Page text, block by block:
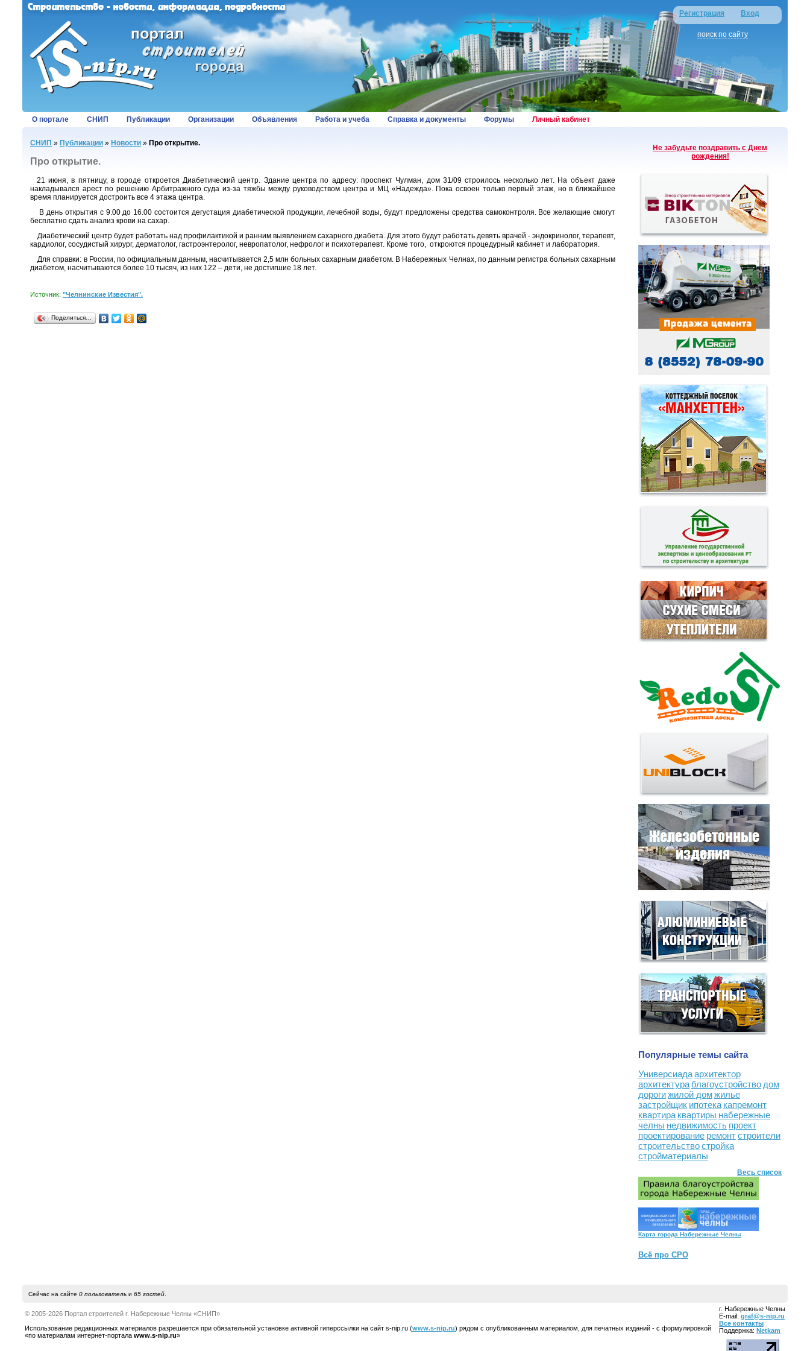
Регистрация Вход
поиск по сайту
О портале СНИП Публикации Организации Объявления Работа и учеба Справка и документы Форумы Личный кабинет
СНИП » Публикации » Новости » Про открытие.
Про открытие.
21 июня, в пятницу, в городе откроется Диабетический центр. Здание центра по адресу: проспект Чулман, дом 31/09 строилось несколько лет. На объект даже
накладывался арест по решению Арбитражного суда из-за тяжбы между руководством центра и МЦ «Надежда». Пока освоен только первый этаж, но в ближайшее
время планируется достроить все 4 этажа центра.
В день открытия с 9.00 до 16.00 состоится дегустация диабетической продукции, лечебной воды, будут предложены средства самоконтроля. Все желающие смогут
бесплатно сдать анализ крови на сахар.
Диабетический центр будет работать над профилактикой и ранним выявлением сахарного диабета. Для этого будут работать девять врачей - эндокринолог, терапевт,
кардиолог, сосудистый хирург, дерматолог, гастроэнтеролог, невропатолог, нефролог и психотерапевт. Кроме того, откроются процедурный кабинет и лаборатория.
Для справки: в России, по официальным данным, насчитывается 2,5 млн больных сахарным диабетом. В Набережных Челнах, по данным регистра больных сахарным
диабетом, насчитываются более 10 тысяч, из них 122 – дети, не достигшие 18 лет.
Источник: "Челнинские Известия".
Поделиться…
Не забудьте поздравить с Днем
рождения!
Популярные темы сайта
Универсиадаархитектор
архитектура благоустройство дом
дорогижилой домжилье
застройщик ипотека капремонт
квартира квартиры набережные
челны недвижимость проект
проектирование ремонтстроители
строительствостройка
стройматериалы
Весь список
Карта города Набережные Челны
Всё про СРО
Сейчас на сайте 0 пользовательи 65 гостей.
© 2005-2026 Портал строителей г. Набережные Челны «СНИП»
Использование редакционных материалов разрешается при обязательной установке активной гиперссылки на сайт s-nip.ru (www.s-nip.ru) рядом с опубликованным материалом, для печатных изданий - с формулировкой
«по материалам интернет-портала www.s-nip.ru»
г. Набережные Челны
E-mail: graf@s-nip.ru
Все контакты
Поддержка: Netkam